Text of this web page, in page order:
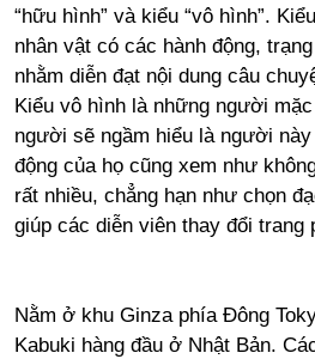
“hữu hình” và kiểu “vô hình”.
nhân vật có các hành động,
nhằm diễn đạt nội dung câu
Kiểu vô hình là những người
người sẽ ngầm hiểu là người
động của họ cũng xem như
rất nhiều, chẳng hạn như chọn
giúp các diễn viên thay đổi trang
Nằm ở khu Ginza phía Đông
Kabuki hàng đầu ở Nhật Bản.